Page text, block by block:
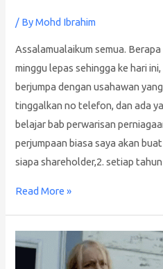
/ ByMohd Ibrahim
Assalamualaikum semua.
minggu lepas sehingga ke hari
berjumpa dengan usahawan
tinggalkan no telefon, dan ada
belajar bab perwarisan
perjumpaan biasa saya akan
siapa shareholder,2. setiap
Read More »
Isteri
Rakan